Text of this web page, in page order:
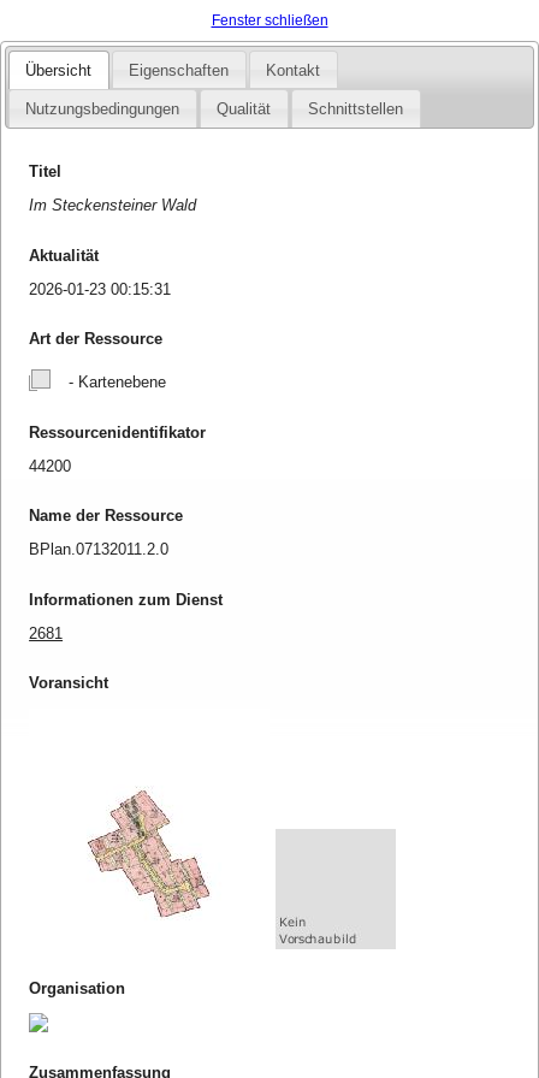
Fenster schließen
Übersicht Eigenschaften Kontakt
Nutzungsbedingungen Qualität Schnittstellen
Titel
Im Steckensteiner Wald
Aktualität
2026-01-23 00:15:31
Art der Ressource
- Kartenebene
Ressourcenidentifikator
44200
Name der Ressource
BPlan.07132011.2.0
Informationen zum Dienst
2681
Voransicht
Organisation
Zusammenfassung